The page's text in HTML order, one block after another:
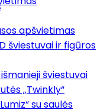
apšvietimas
šviestuvai ir figūros
šviestuvai
„Twinkly“
su saulės